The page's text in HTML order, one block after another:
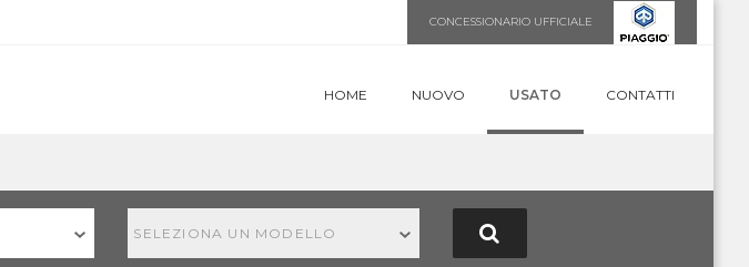
CONCESSIONARIO UFFICIALE
HOME NUOVO USATO CONTATTI
SELEZIONA UN MODELLO